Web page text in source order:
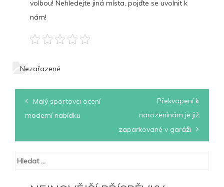
volbou! Nehledejte jiná místa, pojďte se uvolnit k
nám!
Nezařazené
Navigace
pro
Malý sportovci ocení
moderní nabídku
Překvapení k
narozeninám je již
zaparkované v garáži
Vyhledávání